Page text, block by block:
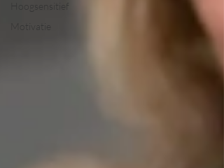
Hoogsensitief
Motivatie